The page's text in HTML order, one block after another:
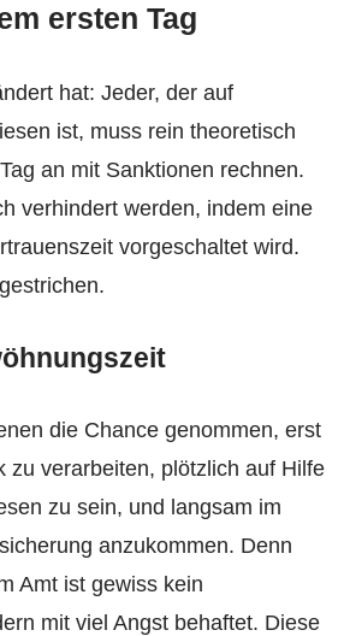
ersten Tag
hat: Jeder, der auf
ist, muss rein theoretisch
an mit Sanktionen rechnen.
verhindert werden, indem eine
vorgeschaltet wird.
die Chance genommen, erst
zu verarbeiten, plötzlich auf Hilfe
zu sein, und langsam im
anzukommen. Denn
Amt ist gewiss kein
mit viel Angst behaftet. Diese